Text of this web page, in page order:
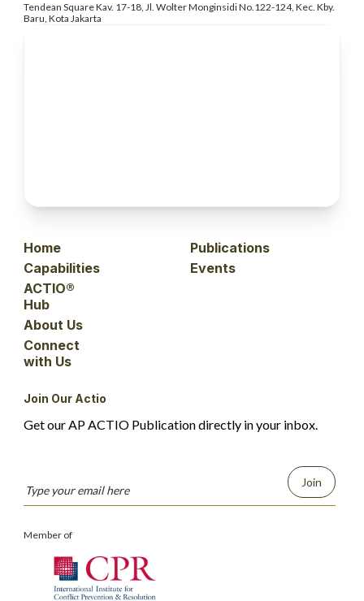
Tendean Square Kav. 17-18, Jl. WolterMonginsidi No.122-124, Kec. Kby.
Baru, Kota Jakarta
Home
Capabilities
ACTIO®
Hub
About Us
Connect
with Us
Publications
Events
Join Our Actio
Get our AP ACTIO Publication directly in your inbox.
Join
Member of